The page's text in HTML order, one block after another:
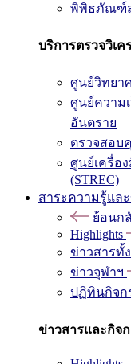
พิพิธภัณฑ์
บริการตรวจวิเ
ศูนย์วิทยา
ศูนย์ความ
อันตราย
ตรวจสอบ
ศูนย์เครื่อ
(STREC)
สาระความรู้แล
ย้อนก
Highlights
ข่าวสารทั้
ข่าวจุฬาฯ
ปฏิทินกิจก
ข่าวสารและกิจ